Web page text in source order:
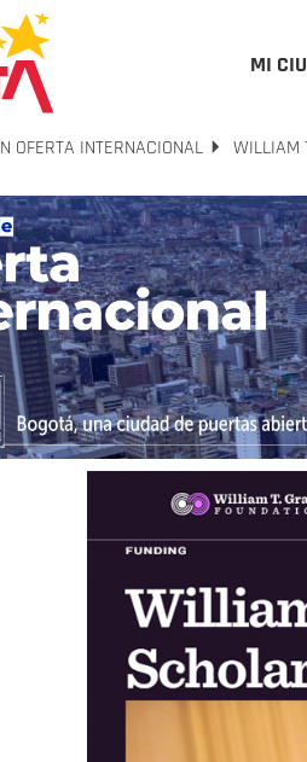
MI
OFERTA INTERNACIONAL WILLIAM